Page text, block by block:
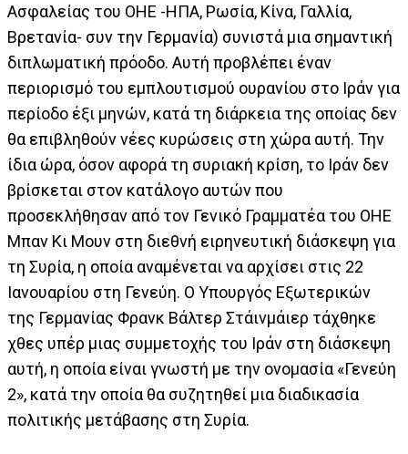
Ασφαλείας του ΟΗΕ -ΗΠΑ, Ρωσία, Κίνα, Γαλλία,
Βρετανία- συν την Γερμανία) συνιστά μια σημαντική
διπλωματική πρόοδο. Αυτή προβλέπει έναν
περιορισμό του εμπλουτισμού ουρανίου στο Ιράν για
περίοδο έξι μηνών, κατά τη διάρκεια της οποίας δεν
θα επιβληθούν νέες κυρώσεις στη χώρα αυτή. Την
ίδια ώρα, όσον αφορά τη συριακή κρίση, το Ιράν δεν
βρίσκεται στον κατάλογο αυτών που
προσεκλήθησαν από τον Γενικό Γραμματέα του ΟΗΕ
Μπαν Κι Μουν στη διεθνή ειρηνευτική διάσκεψη για
τη Συρία, η οποία αναμένεται να αρχίσει στις 22
Ιανουαρίου στη Γενεύη. Ο Υπουργός Εξωτερικών
της Γερμανίας Φρανκ Βάλτερ Στάινμάιερ τάχθηκε
χθες υπέρ μιας συμμετοχής του Ιράν στη διάσκεψη
αυτή, η οποία είναι γνωστή με την ονομασία «Γενεύη
2», κατά την οποία θα συζητηθεί μια διαδικασία
πολιτικής μετάβασης στη Συρία.